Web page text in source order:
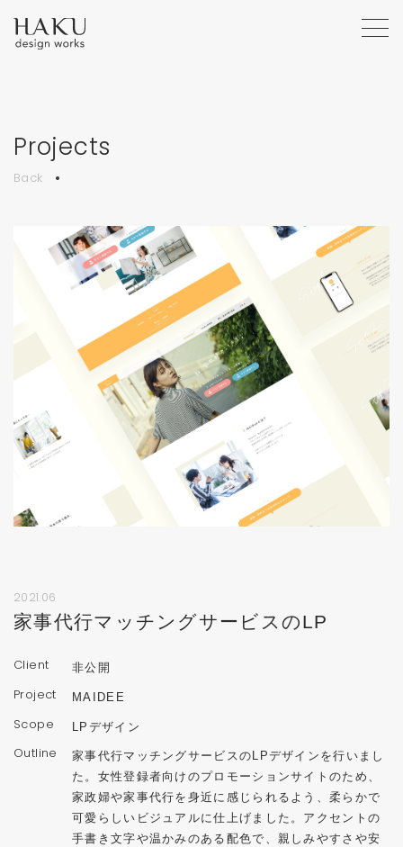
Projects
Back
2021.06
家事代行マッチングサービスのLP
Client 非公開
Project MAIDEE
Scope LPデザイン
Outline
家事代行マッチングサービスのLPデザインを行いまし
た。女性登録者向けのプロモーションサイトのため、
家政婦や家事代行を身近に感じられるよう、柔らかで
可愛らしいビジュアルに仕上げました。アクセントの
手書き文字や温かみのある配色で、親しみやすさや安